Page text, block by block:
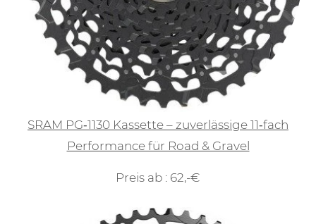
SRAM PG‑1130 Kassette – zuverlässige 11‑fach
Performance für Road & Gravel
Preis ab : 62,-€